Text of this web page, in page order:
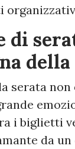
di
serata non
i biglietti
da